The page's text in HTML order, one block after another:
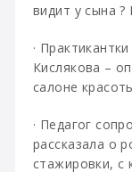
видит у сына ?
·
Кислякова –
салоне
· Педагог
рассказала о
стажировки, с